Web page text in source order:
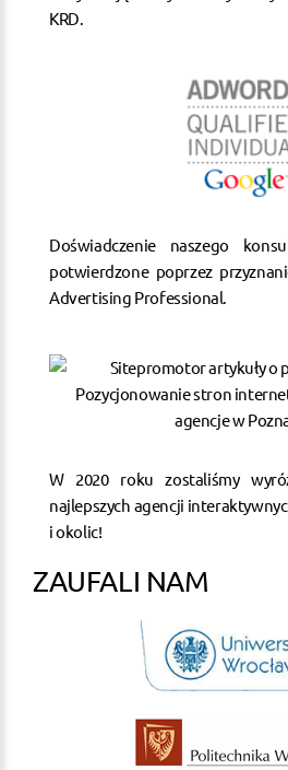
KRD.
Doświadczenie naszego
potwierdzone poprzez
Advertising Professional.
W 2020 roku zostaliśmy
najlepszych agencji
i okolic!
ZAUFALI NAM